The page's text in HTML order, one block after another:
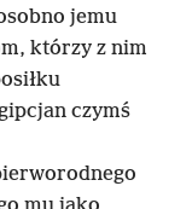
jemu
którzy z nim
czymś